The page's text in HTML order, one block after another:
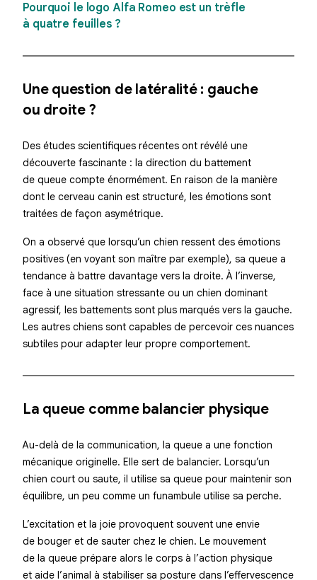
Pourquoi le logo Alfa Romeo est un trèfle
à quatre feuilles ?
Une question de latéralité : gauche
ou droite ?
Des études scientifiques récentes ont révélé une
découverte fascinante : la direction du battement
de queue compte énormément. En raison de la manière
dont le cerveau canin est structuré, les émotions sont
traitées de façon asymétrique.
On a observé que lorsqu’un chien ressent des émotions
positives (en voyant son maître par exemple), sa queue a
tendance à battre davantage vers la droite. À l’inverse,
face à une situation stressante ou un chien dominant
agressif, les battements sont plus marqués vers la gauche.
Les autres chiens sont capables de percevoir ces nuances
subtiles pour adapter leur propre comportement.
La queue comme balancier physique
Au-delà de la communication, la queue a une fonction
mécanique originelle. Elle sert de balancier. Lorsqu’un
chien court ou saute, il utilise sa queue pour maintenir son
équilibre, un peu comme un funambule utilise sa perche.
L’excitation et la joie provoquent souvent une envie
de bouger et de sauter chez le chien. Le mouvement
de la queue prépare alors le corps à l’action physique
et aide l’animal à stabiliser sa posture dans l’effervescence